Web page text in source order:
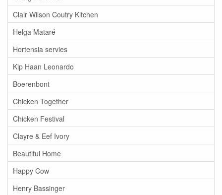
Clair Wilson Coutry Kitchen
Helga Mataré
Hortensia servies
Kip Haan Leonardo
Boerenbont
Chicken Together
Chicken Festival
Clayre & Eef Ivory
Beautiful Home
Happy Cow
Henry Bassinger